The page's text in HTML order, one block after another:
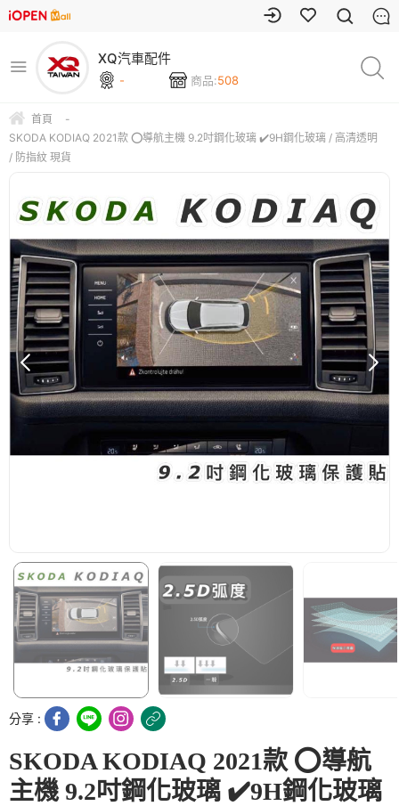
XQ汽車配件
- 商品:508
首頁
-
SKODA KODIAQ 2021款 ⭕️導航主機 9.2吋鋼化玻璃 ✔️9H鋼化玻璃 / 高清透明
/ 防指紋 現貨
分享 :
SKODA KODIAQ 2021款 ⭕️導航
主機 9.2吋鋼化玻璃 ✔️9H鋼化玻璃